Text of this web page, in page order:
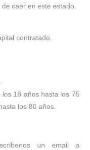
caer en este estado.
contratado.
18 años hasta los 75
los 80 años.
un email a